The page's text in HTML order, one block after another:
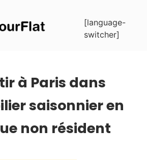
[language-
switcher]
à Paris dans
saisonnier en
non résident